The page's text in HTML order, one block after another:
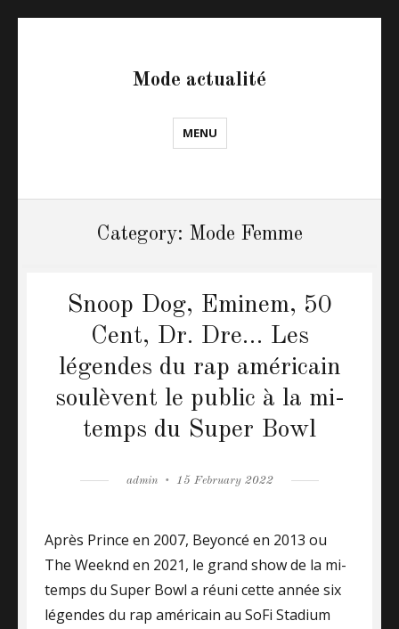
Mode actualité
MENU
Category: Mode Femme
Snoop Dog, Eminem, 50
Cent, Dr. Dre… Les
légendes du rap américain
soulèvent le public à la mi-
temps du Super Bowl
Author
admin
Posted
15 February 2022
Après Prince en 2007, Beyoncé en 2013 ou
The Weeknd en 2021, le grand show de la mi-
temps du Super Bowl a réuni cette année six
légendes du rap américain au SoFi Stadium